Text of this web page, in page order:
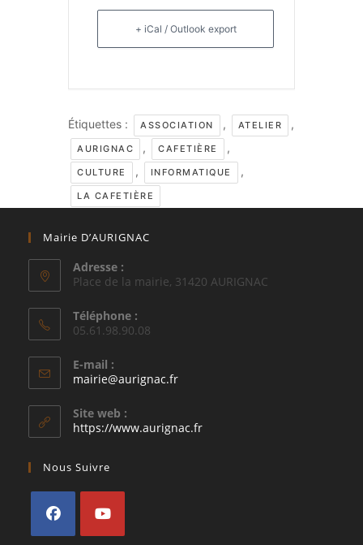
+ iCal / Outlook export
Étiquettes : ASSOCIATION , ATELIER ,
AURIGNAC , CAFETIÈRE ,
CULTURE , INFORMATIQUE ,
LA CAFETIÈRE
Mairie D’AURIGNAC
Adresse :
Place de la mairie, 31420 AURIGNAC
Téléphone :
05.61.98.90.08
E-mail :
mairie@aurignac.frS’ouvre
application
Site web :
https://www.aurignac.fr
Nous Suivre